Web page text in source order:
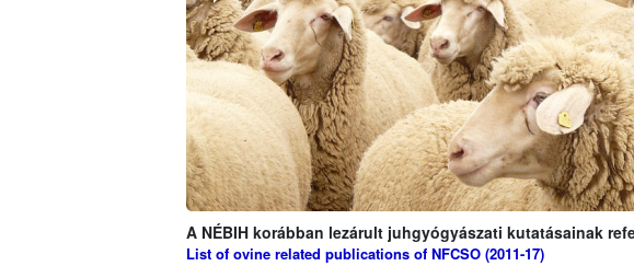
A NÉBIH korábban lezárult juhgyógyászati kutatásainak
List of ovine related publications of NFCSO(2011-17)